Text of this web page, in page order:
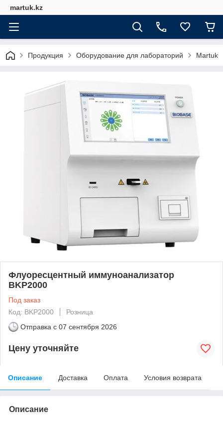
martuk.kz
Продукция Оборудование для лабораторий Martuk
Флуоресцентный иммуноанализатор
BKP2000
Под заказ
Код: BKP2000
Розница
Отправка с 07 сентября 2026
Цену уточняйте
Описание Доставка Оплата Условия возврата
Описание